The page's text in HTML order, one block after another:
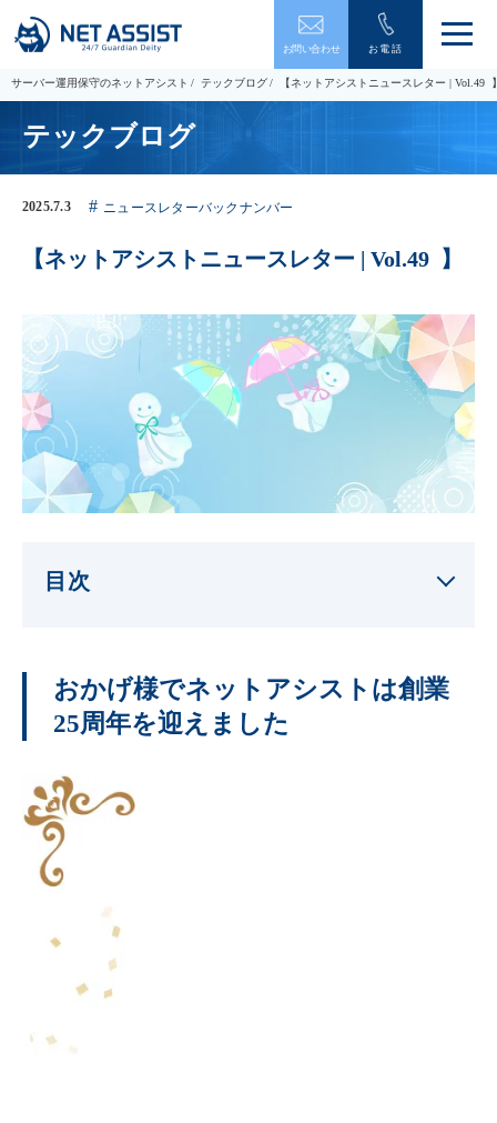
お問い合わせ お電話
メ
ュ
ー
サーバー運用保守のネットアシスト テックブログ 【ネットアシストニュースレター | Vol.49
テックブログ
2025.7.3 ニュースレターバックナンバー
【ネットアシストニュースレター | Vol.49 】
目次
おかげ様でネットアシストは創業
25周年を迎えました